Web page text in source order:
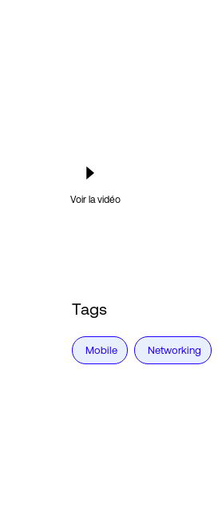
Voir la vidéo
Tags
Mobile Networking